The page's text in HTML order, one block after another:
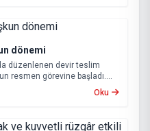
dönemi
düzenlenen devir teslim
resmen görevine başladı.
Partili olmak, bu ülkenin her
Oku